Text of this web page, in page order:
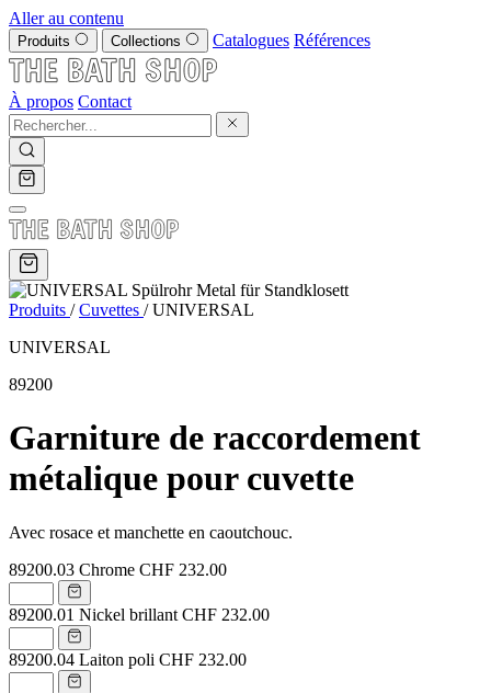
Aller au contenu
Produits Collections Catalogues Références
À propos Contact
Produits / Cuvettes / UNIVERSAL
UNIVERSAL
89200
Garniture de raccordement
métalique pour cuvette
Avec rosace et manchette en caoutchouc.
89200.03 Chrome CHF 232.00
89200.01 Nickel brillant CHF 232.00
89200.04 Laiton poli CHF 232.00